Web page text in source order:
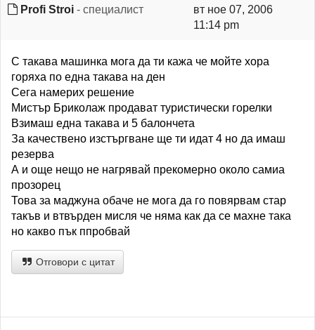
Profi Stroi - специалист
вт ное 07, 2006
11:14 pm
С такава машинка мога да ти кажа че мойте хора
горяха по една такава на ден
Сега намерих решение
Мистър Бриколаж продават туристически горелки
Взимаш една такава и 5 балончета
За качествено изстъргване ще ти идат 4 но да имаш
резерва
А и още нещо не нагрявай прекомерно около самиа
прозорец
Това за маджуна обаче не мога да го повярвам стар
такъв и втвърден мисля че няма как да се махне така
но какво пък ппробвай
Отговори с цитат